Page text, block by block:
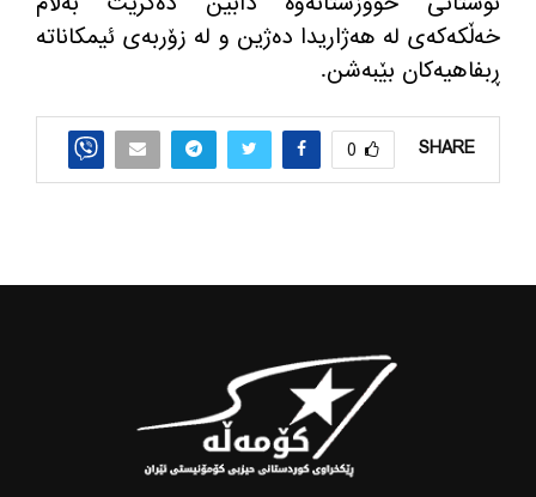
خه‌ڵكه‌كه‌ی له‌ هه‌ژاریدا ده‌ژین و له‌ زۆربه‌ی ئیمكاناته
ڕبفاهیه‌كان بێبه‌شن.
SHARE
0